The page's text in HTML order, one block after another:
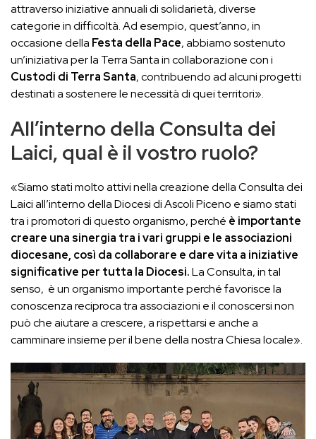
attraverso iniziative annuali di solidarietà, diverse
categorie in difficoltà. Ad esempio, quest’anno, in
occasione della Festa della Pace, abbiamo sostenuto
un’iniziativa per la Terra Santa in collaborazione con i
Custodi di Terra Santa, contribuendo ad alcuni progetti
destinati a sostenere le necessità di quei territori».
All’interno della Consulta dei
Laici, qual è il vostro ruolo?
«Siamo stati molto attivi nella creazione della Consulta dei
Laici all’interno della Diocesi di Ascoli Piceno e siamo stati
tra i promotori di questo organismo, perché è importante
creare una sinergia tra i vari gruppi e le associazioni
diocesane, così da collaborare e dare vita a iniziative
significative per tutta la Diocesi.La Consulta, in tal
senso, è un organismo importante perché favorisce la
conoscenza reciproca tra associazioni e il conoscersi non
può che aiutare a crescere, a rispettarsi e anche a
camminare insieme per il bene della nostra Chiesa locale».